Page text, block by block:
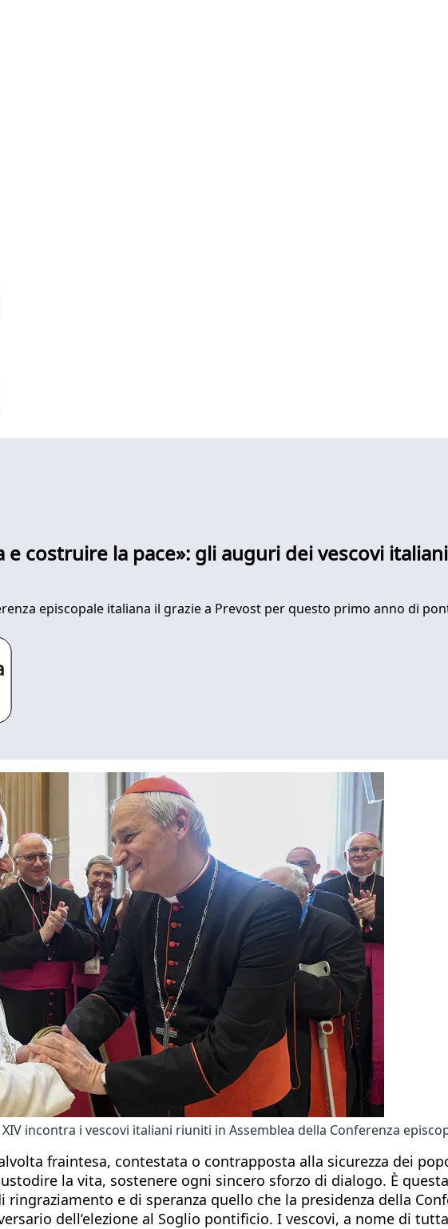
costruire la pace»: gli auguri dei vescovi
episcopale italiana il grazie a Prevost per questo primo anno di
incontra i vescovi italiani riuniti in Assemblea della Conferenza
fraintesa, contestata o contrapposta alla sicurezza dei
la vita, sostenere ogni sincero sforzo di dialogo. È
ringraziamento e di speranza quello che la presidenza della
dell’elezione al Soglio pontificio. I vescovi, a nome di